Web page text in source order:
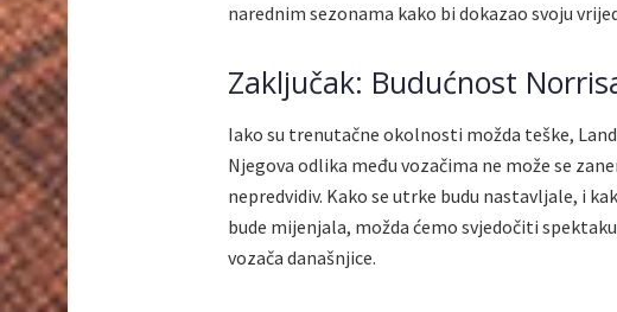
narednim sezonama kako bi dokazao svoju
Zaključak: Budućnost
Iako su trenutačne okolnosti možda teške,
Njegova odlika među vozačima ne može se
nepredvidiv. Kako se utrke budu nastavljale, i
bude mijenjala, možda ćemo svjedočiti
vozača današnjice.